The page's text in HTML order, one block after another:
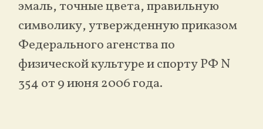
эмаль, точные цвета, правильную
символику, утвержденную приказом
Федерального агенства по
физической культуре и спорту РФ N
354 от 9 июня 2006 года.